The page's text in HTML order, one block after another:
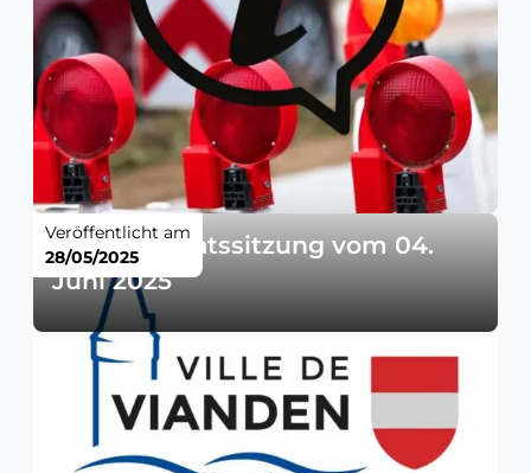
Gemeinderatssitzung vom 04.
Juni 2025
Veröffentlicht am
28/05/2025